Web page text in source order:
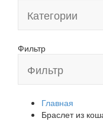
Категории
Фильтр
Фильтр
Главная
Браслет из